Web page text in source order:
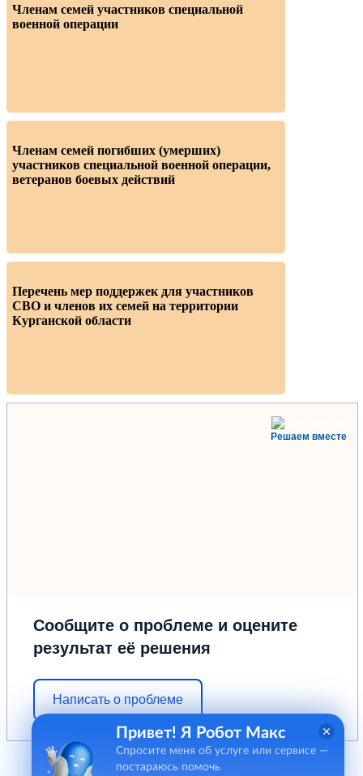
Членам семей участников специальной
военной операции
Членам семей погибших (умерших)
участников специальной военной операции,
ветеранов боевых действий
Перечень мер поддержек для участников
СВО и членов их семей на территории
Курганской области
Решаем вместе
Сообщите о проблеме и оцените
результат её решения
Написать о проблеме
Привет! Я Робот Макс
Спросите меня об услуге или сервисе —
постараюсь помочь